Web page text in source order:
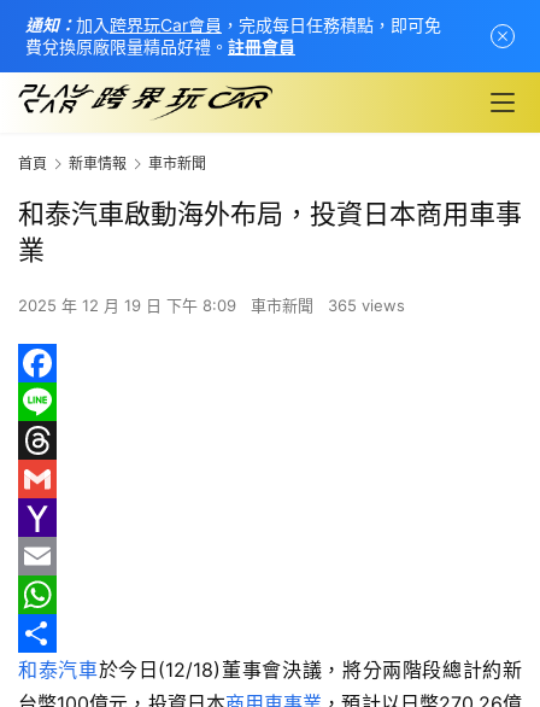
首
頁
新
車
情
報
車
輛
首頁 新車情報 車市新聞
和泰汽車啟動海外布局，投資日本商用車事
業
2025 年 12 月 19 日 下午 8:09 車市新聞 365 views
F
a
c
b
o
o
k
L
e
T
r
e
a
d
G
m
a
l
Y
a
h
o
E
m
a
W
h
分
和泰汽車於今日(12/18)董事會決議，將分兩階段總計約新
通知：加入 跨界玩Car會員 ，完成每日任務積點，即可免
費兌換原廠限量精品好禮。 註冊會員